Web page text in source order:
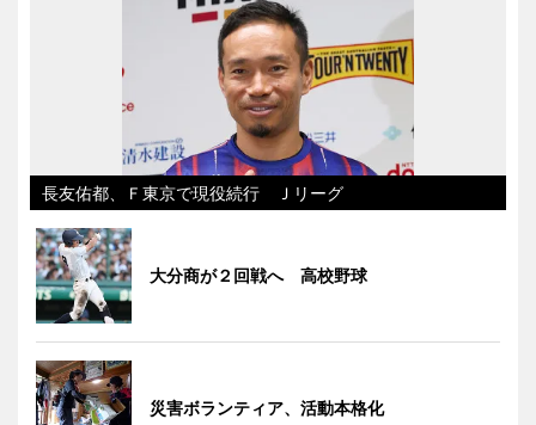
長友佑都、Ｆ東京で現役続行 Ｊリーグ
大分商が２回戦へ 高校野球
災害ボランティア、活動本格化